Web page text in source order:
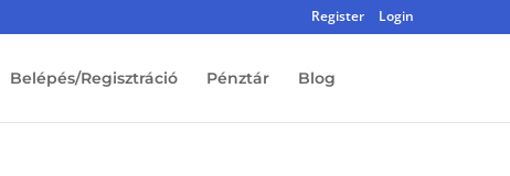
Register Login
Belépés/Regisztráció Pénztár Blog